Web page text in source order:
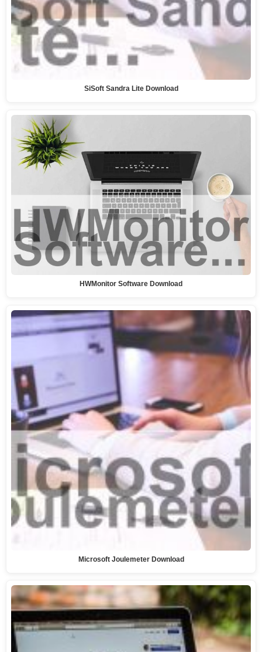
SiSoft Sandra Lite Download
HWMonitor Software Download
Microsoft Joulemeter Download